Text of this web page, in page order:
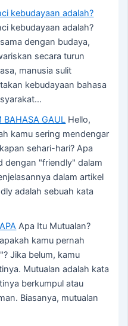
kebudayaan adalah?
kebudayaan adalah?
dengan budaya,
secara turun
manusia sulit
kebudayaan bahasa
BAHASA GAUL Hello,
kamu sering mendengar
sehari-hari? Apa
dengan "friendly" dalam
dalam artikel
adalah sebuah kata
Apa Itu Mutualan?
kamu pernah
Jika belum, kamu
Mutualan adalah kata
berkumpul atau
Biasanya, mutualan